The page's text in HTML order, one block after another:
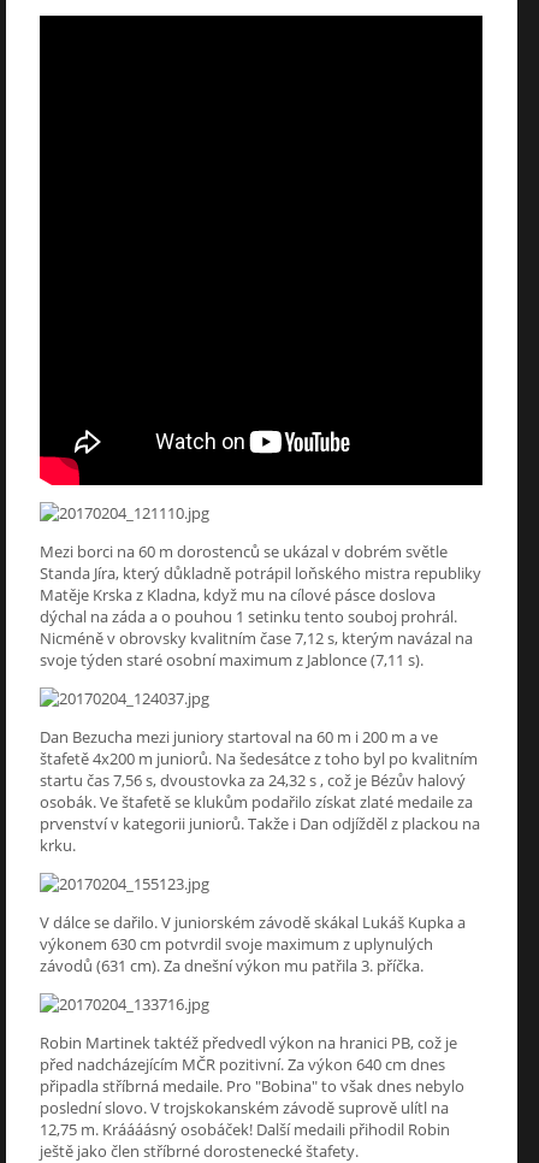
Mezi borci na 60 m dorostenců se ukázal v dobrém světle
Standa Jíra, který důkladně potrápil loňského mistra republiky
Matěje Krska z Kladna, když mu na cílové pásce doslova
dýchal na záda a o pouhou 1 setinku tento souboj prohrál.
Nicméně v obrovsky kvalitním čase 7,12 s, kterým navázal na
svoje týden staré osobní maximum z Jablonce (7,11 s).
Dan Bezucha mezi juniory startoval na 60 m i 200 m a ve
štafetě 4x200 m juniorů. Na šedesátce z toho byl po kvalitním
startu čas 7,56 s, dvoustovka za 24,32 s , což je Bézův halový
osobák. Ve štafetě se klukům podařilo získat zlaté medaile za
prvenství v kategorii juniorů. Takže i Dan odjížděl z plackou na
krku.
V dálce se dařilo. V juniorském závodě skákal Lukáš Kupka a
výkonem 630 cm potvrdil svoje maximum z uplynulých
závodů (631 cm). Za dnešní výkon mu patřila 3. příčka.
Robin Martinek taktéž předvedl výkon na hranici PB, což je
před nadcházejícím MČR pozitivní. Za výkon 640 cm dnes
připadla stříbrná medaile. Pro "Bobina" to však dnes nebylo
poslední slovo. V trojskokanském závodě suprově ulítl na
12,75 m. Kráááásný osobáček! Další medaili přihodil Robin
ještě jako člen stříbrné dorostenecké štafety.